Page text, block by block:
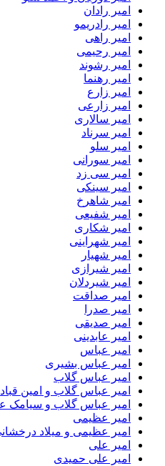
امیر رادان
امیر رادریمو
امیر راهی
امیر رحیمی
امیر رشوند
امیر رهنما
امیر زارع
امیر زارعی
امیر سالاری
امیر سرناد
امیر سلو
امیر سورانی
امیر سی زد
امیر سینکی
امیر شاهرخ
امیر شفیعی
امیر شکاری
امیر شهراینی
امیر شهیار
امیر شیرازی
امیر شیردلان
امیر صداقت
امیر صدرا
امیر صدیقی
امیر عابدینی
امیر عباس
امیر عباس بشیری
امیر عباس گلاب
امیر عباس گلاب و امین قباد
امیر عباس گلاب و سیامک
امیر عظیمی
امیر عظیمی و میلاد
امیر علی
امیر علی حمیدی